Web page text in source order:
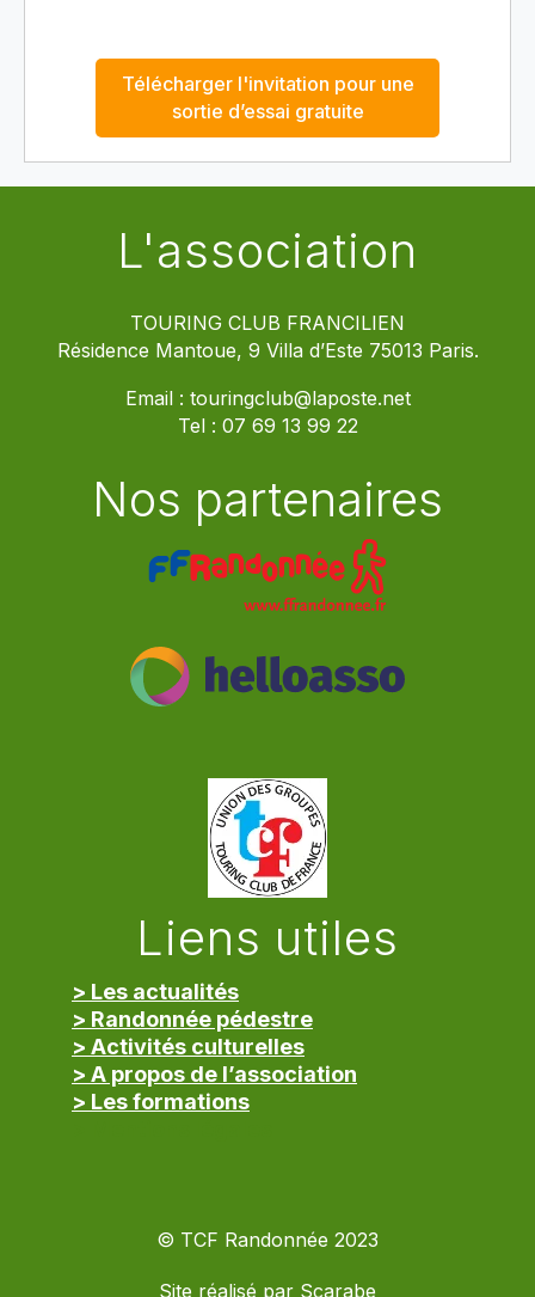
Télécharger l'invitation pour une
sortie d’essai gratuite
L'association
TOURING CLUB FRANCILIEN
Résidence Mantoue, 9 Villa d’Este 75013 Paris.
Email : touringclub@laposte.net
Tel : 07 69 13 99 22
Nos partenaires
Liens utiles
> Les actualités
> Randonnée pédestre
> Activités culturelles
> A propos de l’association
> Les formations
© TCF Randonnée 2023
Site réalisé par Scarabe